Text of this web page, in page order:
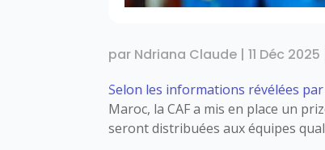
par Ndriana Claude |11 Déc 2025
Selon les informations révélées
Maroc, la CAF a mis en place un
seront distribuées aux équipes